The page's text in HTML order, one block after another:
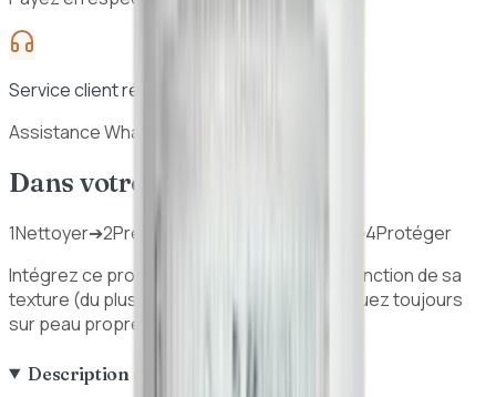
Service client réactif
Assistance WhatsApp 7j/7
Dans votre routine beauté
1Nettoyer➔2Préparer ➔4Protéger
Intégrez ce produit dans votre routine en fonction de sa
texture (du plus léger au plus épais). Appliquez toujours
sur peau propre.
Description détaillée